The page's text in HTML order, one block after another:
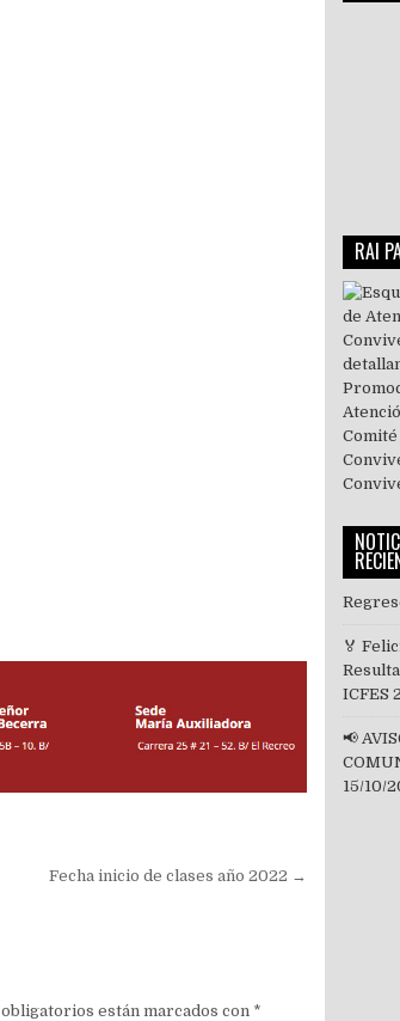
Fecha inicio de clases año 2022 →
están marcados con *
RAI
🏅
ICFES
📢
15/10/